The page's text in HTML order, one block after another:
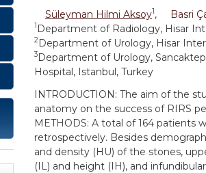
Süleyman Hilmi Aksoy1, Basri
1 Department of Radiology, Hisar
2Department of Urology, Hisar
3Department of Urology,
Hospital, Istanbul, Turkey
INTRODUCTION: The aim of the
anatomy on the success of RIRS
METHODS: A total of 164 patients
retrospectively. Besides
and density (HU) of the stones,
(IL) and height (IH), and